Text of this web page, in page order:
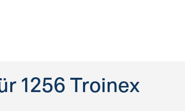
1256 Troinex